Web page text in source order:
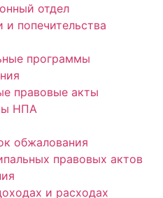
отдел
и попечительства
программы
правовые акты
НПА
обжалования
правовых актов
и расходах